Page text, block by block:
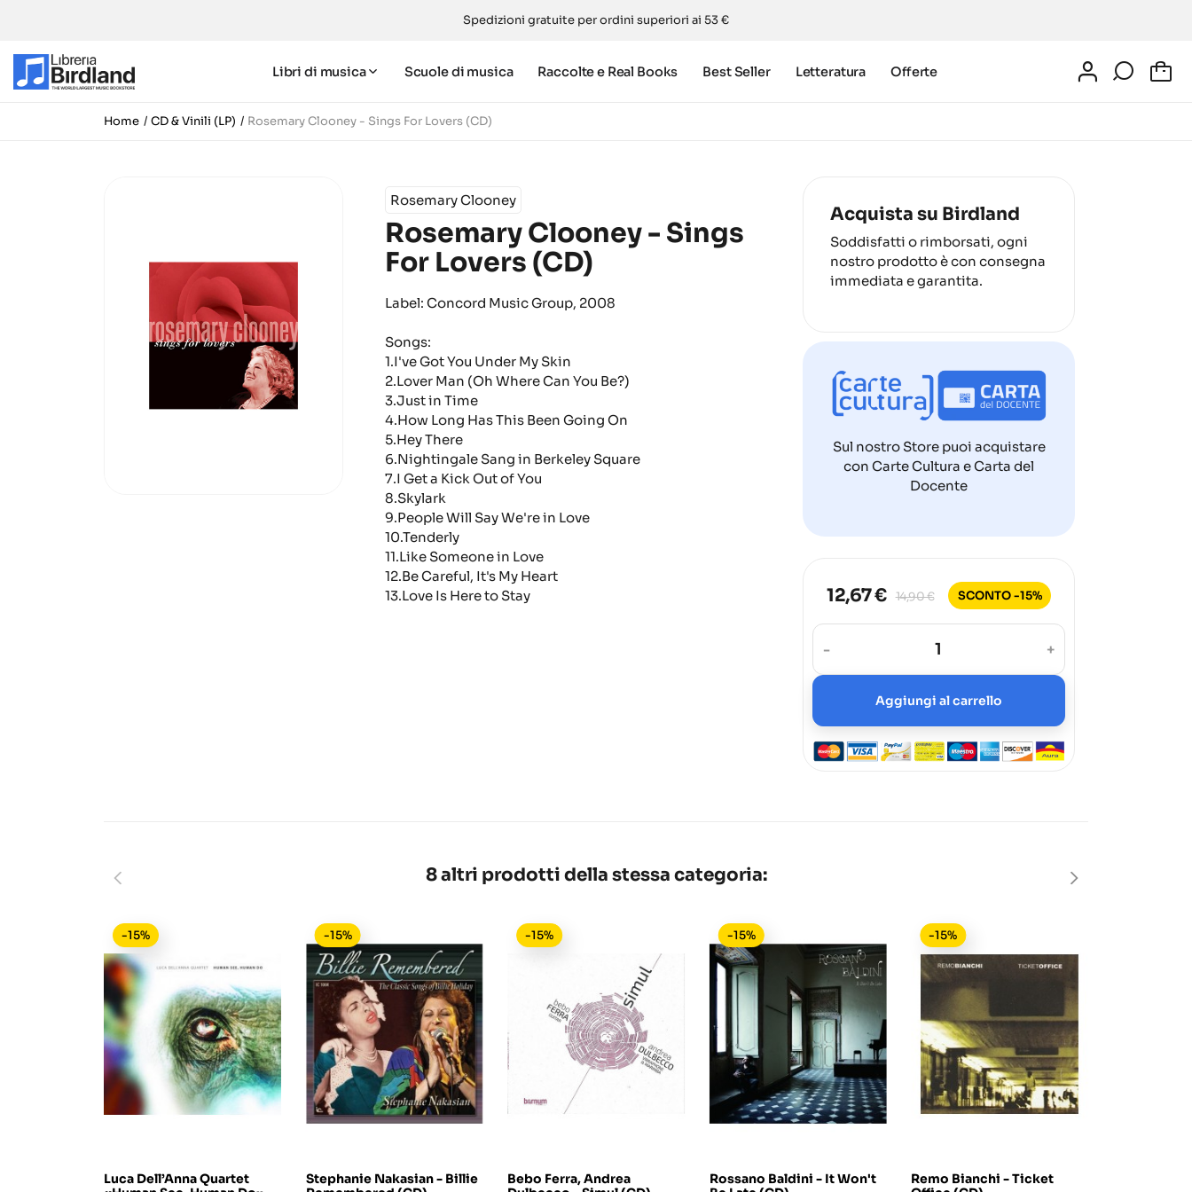
Spedizioni gratuite per ordini superiori ai 53 €
Libri di musica Scuole di musica Raccolte e Real Books Best Seller Letteratura Offerte
Home CD & Vinili (LP) Rosemary Clooney - Sings For Lovers (CD)
Rosemary Clooney
Rosemary Clooney - Sings
For Lovers (CD)
Label: Concord Music Group, 2008
Songs:
1.I've Got You Under My Skin
2.Lover Man (Oh Where Can You Be?)
3.Just in Time
4.How Long Has This Been Going On
5.Hey There
6.Nightingale Sang in Berkeley Square
7.I Get a Kick Out of You
8.Skylark
9.People Will Say We're in Love
10.Tenderly
11.Like Someone in Love
12.Be Careful, It's My Heart
13.Love Is Here to Stay
Acquista su Birdland
Soddisfatti o rimborsati, ogni
nostro prodotto è con consegna
immediata e garantita.
Sul nostro Store puoi acquistare
con Carte Cultura e Carta del
Docente
12,67 € 14,90 € SCONTO -15%
- +
Aggiungi al carrello
8 altri prodotti della stessa categoria:
Luca Dell’Anna Quartet
-15%
Stephanie Nakasian - Billie
-15%
Bebo Ferra, Andrea
-15%
Rossano Baldini - It Won't
-15%
Remo Bianchi - Ticket
-15%